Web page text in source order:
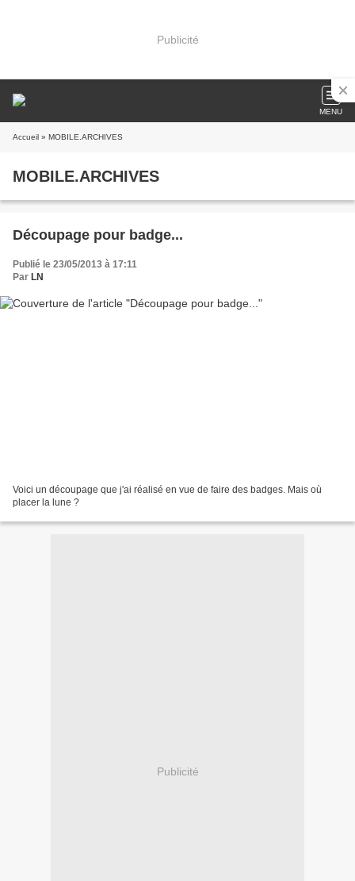
Publicité
MENU
Accueil » MOBILE.ARCHIVES
MOBILE.ARCHIVES
Découpage pour badge...
Publié le 23/05/2013 à 17:11
Par LN
Voici un découpage que j'ai réalisé en vue de faire des badges. Mais où
placer la lune ?
Publicité